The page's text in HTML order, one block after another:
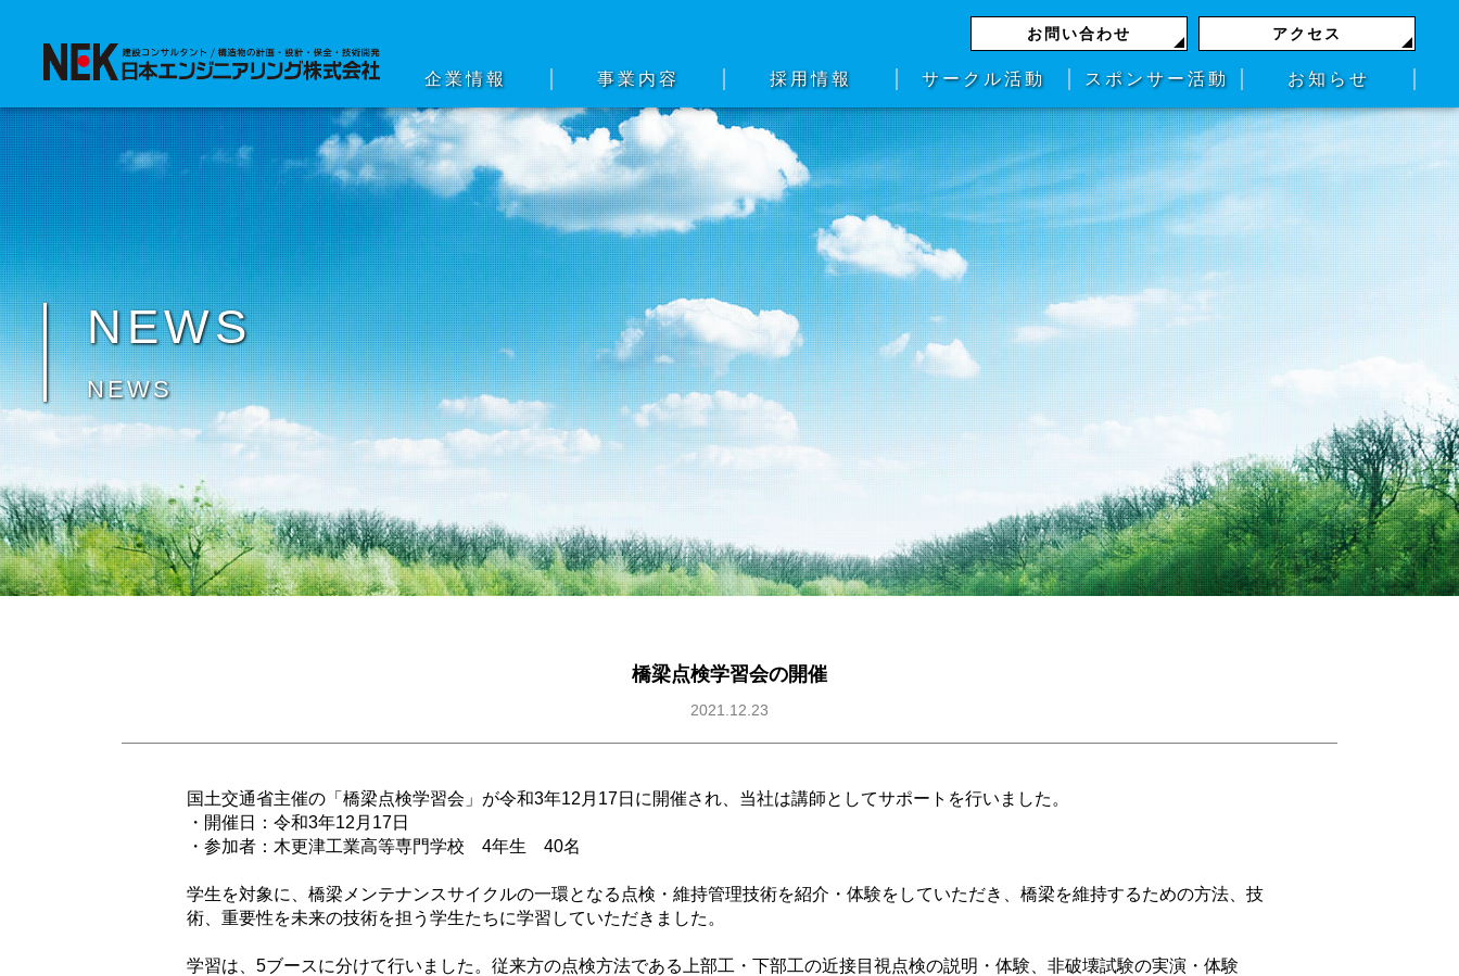
お問い合わせ アクセス
企業情報 事業内容 採用情報 サークル活動 スポンサー活動 お知らせ
NEWS
NEWS
橋梁点検学習会の開催
2021.12.23
国土交通省主催の「橋梁点検学習会」が令和3年12月17日に開催され、当社は講師としてサポートを行いました。
・開催日：令和3年12月17日
・参加者：木更津工業高等専門学校 4年生 40名
学生を対象に、橋梁メンテナンスサイクルの一環となる点検・維持管理技術を紹介・体験をしていただき、橋梁を維持するための方法、技
術、重要性を未来の技術を担う学生たちに学習していただきました。
学習は、5ブースに分けて行いました。従来方の点検方法である上部工・下部工の近接目視点検の説明・体験、非破壊試験の実演・体験